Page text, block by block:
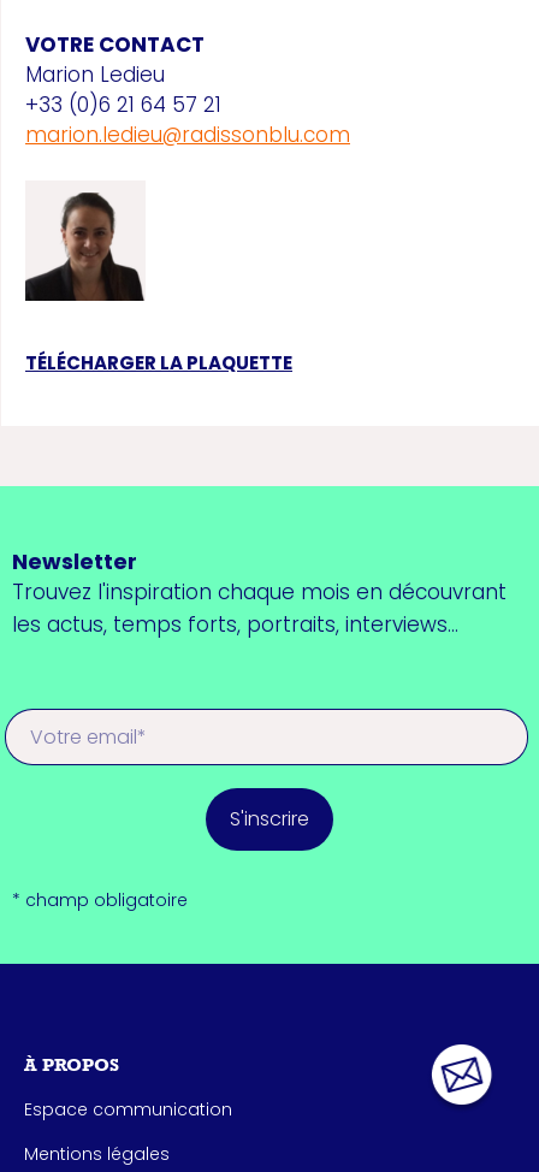
VOTRE CONTACT
Marion Ledieu
+33 (0)6 21 64 57 21
marion.ledieu@radissonblu.com
TÉLÉCHARGER LA PLAQUETTE
Newsletter
Trouvez l'inspiration chaque mois en découvrant
les actus, temps forts, portraits, interviews...
S'inscrire
* champ obligatoire
À PROPOS
Espace communication
Mentions légales